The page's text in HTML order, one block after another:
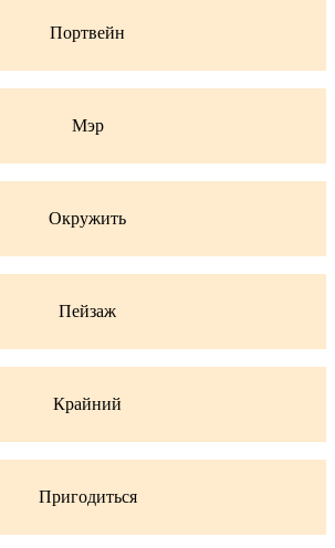
Портвейн
Мэр
Окружить
Пейзаж
Крайний
Пригодиться